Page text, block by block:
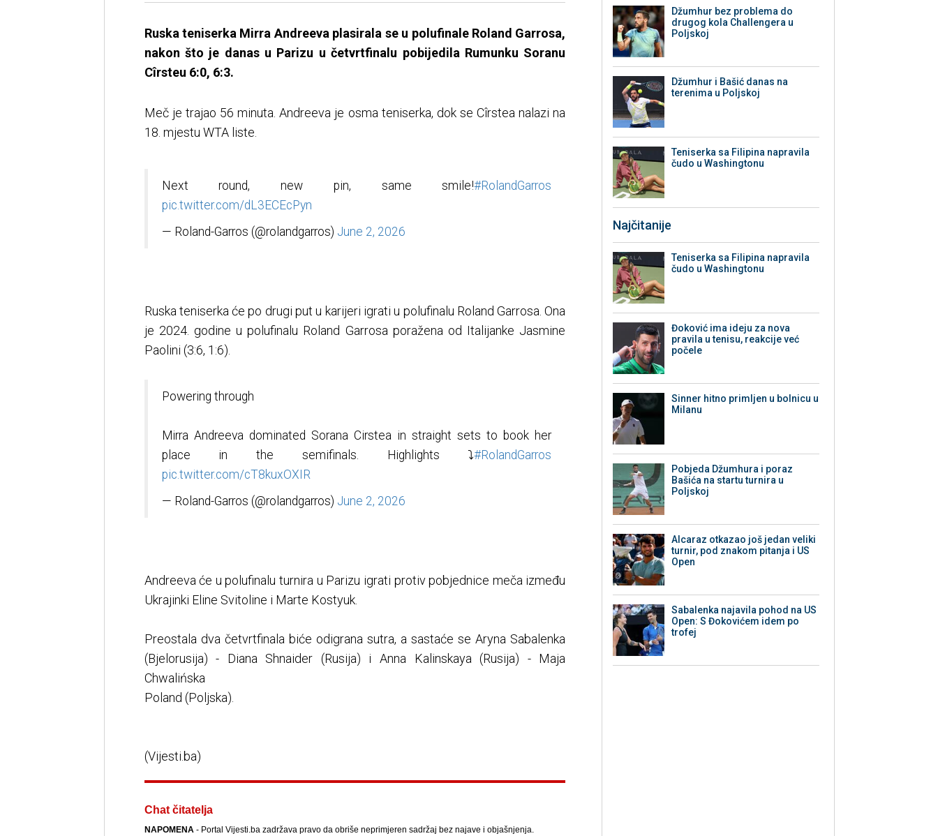
Ruska teniserka Mirra Andreeva plasirala se u polufinale Roland Garrosa,
nakon što je danas u Parizu u četvrtfinalu pobijedila Rumunku Soranu
Cîrsteu 6:0, 6:3.
Meč je trajao 56 minuta. Andreeva je osma teniserka, dok se Cîrstea nalazi na
18. mjestu WTA liste.
Next round, new pin, same smile!#RolandGarros
pic.twitter.com/dL3ECEcPyn
— Roland-Garros (@rolandgarros) June 2, 2026
Ruska teniserka će po drugi put u karijeri igrati u polufinalu Roland Garrosa. Ona
je 2024. godine u polufinalu Roland Garrosa poražena od Italijanke Jasmine
Paolini (3:6, 1:6).
Powering through
Mirra Andreeva dominated Sorana Cirstea in straight sets to book her
place in the semifinals. Highlights ⤵#RolandGarros
pic.twitter.com/cT8kuxOXIR
— Roland-Garros (@rolandgarros) June 2, 2026
Andreeva će u polufinalu turnira u Parizu igrati protiv pobjednice meča između
Ukrajinki Eline Svitoline i Marte Kostyuk.
Preostala dva četvrtfinala biće odigrana sutra, a sastaće se Aryna Sabalenka
(Bjelorusija) - Diana Shnaider (Rusija) i Anna Kalinskaya (Rusija) - Maja
Chwalińska
Poland (Poljska).
(Vijesti.ba)
Chat čitatelja
NAPOMENA- Portal Vijesti.ba zadržava pravo da obriše neprimjeren sadržaj bez najave i objašnjenja.
Džumhur bez problema do
drugog kola Challengera u
Poljskoj
Džumhur i Bašić danas na
terenima u Poljskoj
Teniserka sa Filipina napravila
čudo u Washingtonu
Najčitanije
Teniserka sa Filipina napravila
čudo u Washingtonu
Đoković ima ideju za nova
pravila u tenisu, reakcije već
počele
Sinner hitno primljen u bolnicu u
Milanu
Pobjeda Džumhura i poraz
Bašića na startu turnira u
Poljskoj
Alcaraz otkazao još jedan veliki
turnir, pod znakom pitanja i US
Open
Sabalenka najavila pohod na US
Open: S Đokovićem idem po
trofej